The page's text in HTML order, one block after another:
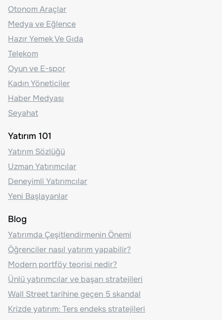
Otonom Araçlar
Medya ve Eğlence
Hazır Yemek Ve Gıda
Telekom
Oyun ve E-spor
Kadın Yöneticiler
Haber Medyası
Seyahat
Yatırım 101
Yatırım Sözlüğü
Uzman Yatırımcılar
Deneyimli Yatırımcılar
Yeni Başlayanlar
Blog
Yatırımda Çeşitlendirmenin Önemi
Öğrenciler nasıl yatırım yapabilir?
Modern portföy teorisi nedir?
Ünlü yatırımcılar ve başarı stratejileri
Wall Street tarihine geçen 5 skandal
Krizde yatırım: Ters endeks stratejileri